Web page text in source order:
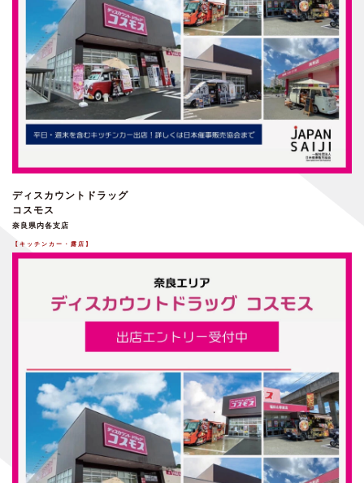
ディスカウントドラッグ
コスモス
奈良県内各支店
【キッチンカー・露店】